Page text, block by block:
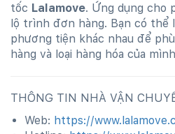
tốc Lalamove. Ứng dụng cho
lộ trình đơn hàng. Bạn có thể
phương tiện khác nhau để
hàng và loại hàng hóa của
THÔNG TIN NHÀ VẬN
Web: https://